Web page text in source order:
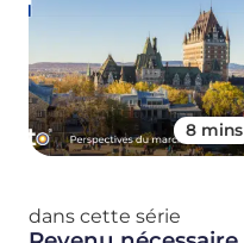
8 mins
dans cette série